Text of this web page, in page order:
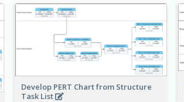
Develop PERT Chart from Structure
Task List